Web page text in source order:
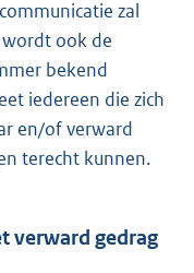
zal
ook de
bekend
iedereen die zich
en/of verward
terecht kunnen.
verward gedrag